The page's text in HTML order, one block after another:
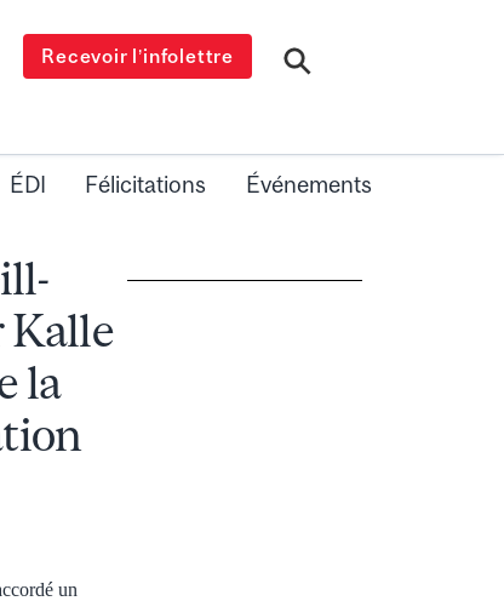
Recevoir l’infolettre
ÉDI Félicitations Événements
Kalle
la
un